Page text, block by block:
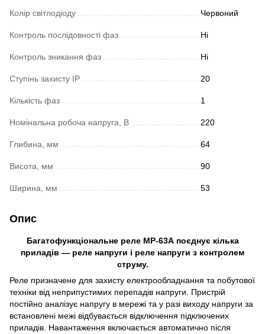
Колір світлодіоду Червоний
Контроль послідовності фаз Ні
Контроль зникання фаз Ні
Ступінь захисту IP 20
Кількість фаз 1
Номінальна робоча напруга, В 220
Глибина, мм 64
Висота, мм 90
Ширина, мм 53
Опис
Багатофункціональне реле МР-63А поєднує кілька
приладів — реле напруги і реле напруги з контролем
струму.
Реле призначене для захисту електрообладнання та побутової
техніки від неприпустимих перепадів напруги. Пристрій
постійно аналізує напругу в мережі та у разі виходу напруги за
встановлені межі відбувається відключення підключених
приладів. Навантаження включається автоматично після